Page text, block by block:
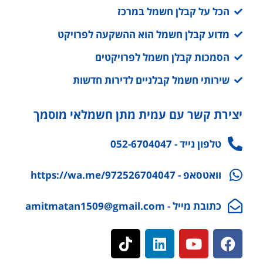
הכל על קבלן חשמל במרכז
מדוע קבלן חשמל הוא ההשקעה לפרויקט
הסמכות קבלן חשמל לפרויקטים
שירותי חשמל קבלניים לדירות חדשות
יצירת קשר עם עמית מתן חשמלאי מוסמך
טלפון נייד - 052-6704047
וואטסאפ - https://wa.me/972526704047
כתובת מייל - amitmatan1509@gmail.com